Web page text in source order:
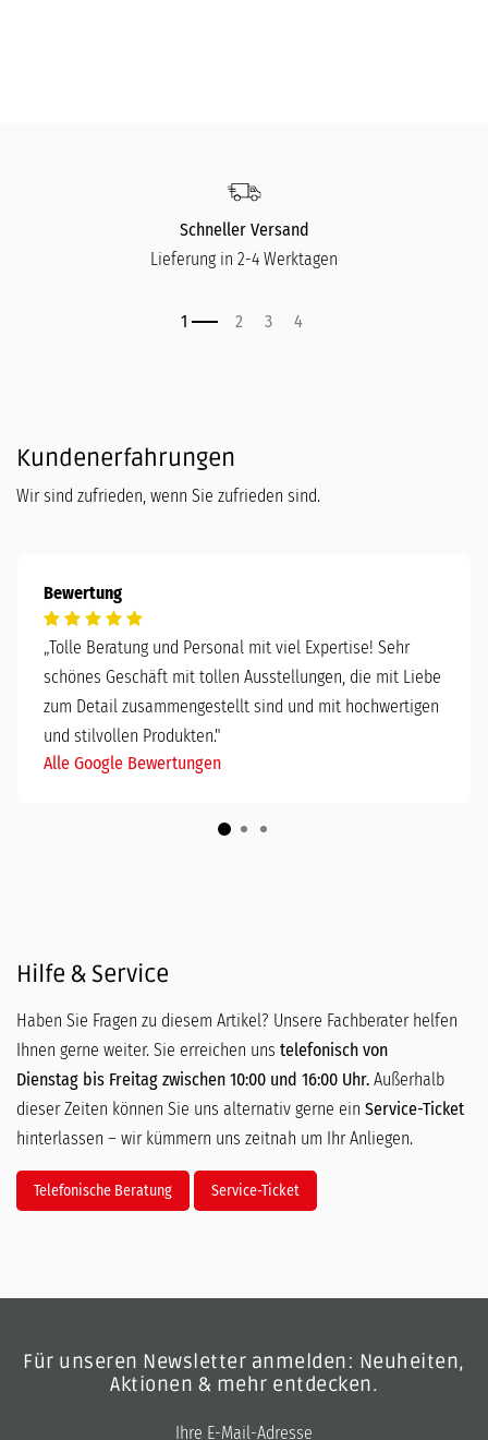
Schneller Versand
Lieferung in 2-4 Werktagen
Kundenerfahrungen
Wir sind zufrieden, wenn Sie zufrieden sind.
Bewertung
„Tolle Beratung und Personal mit viel Expertise! Sehr
schönes Geschäft mit tollen Ausstellungen, die mit Liebe
zum Detail zusammengestellt sind und mit hochwertigen
und stilvollen Produkten."
Alle Google Bewertungen
Hilfe & Service
Haben Sie Fragen zu diesem Artikel? Unsere Fachberater helfen
Ihnen gerne weiter. Sie erreichen uns telefonisch von
Dienstag bis Freitag zwischen 10:00 und 16:00 Uhr. Außerhalb
dieser Zeiten können Sie uns alternativ gerne ein Service-Ticket
hinterlassen – wir kümmern uns zeitnah um Ihr Anliegen.
Telefonische Beratung Service-Ticket
Für unseren Newsletter anmelden: Neuheiten,
Aktionen & mehr entdecken.